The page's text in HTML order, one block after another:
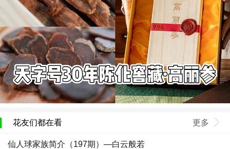
花友们都在看 更多
仙人球家族简介（197期）—白云般若